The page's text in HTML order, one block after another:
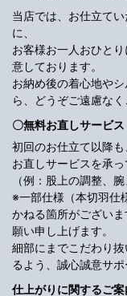
当店では、お仕立て
に、
お客様お一人おひと
意しております。
お納め後の着心地や
ら、どうぞご遠慮なく
〇無料お直しサービス
初回のお仕立て以降
お直しサービスを承っ
（例：股上の調整、
※一部仕様（本切羽仕
かねる箇所がござい
願い申し上げます。
細部にまでこだわり
るよう、誠心誠意サポ
仕上がりに関するご案